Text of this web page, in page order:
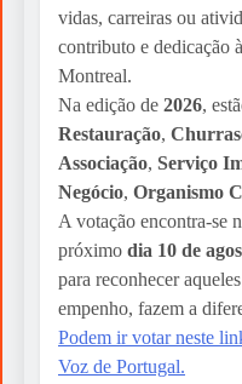
vidas, carreiras ou
contributo e dedicação
Montreal.
Na edição de 2026,
Restauração,
Associação, Serviço
Negócio, Organismo
A votação encontra-se
próximo dia 10 de
para reconhecer
empenho, fazem a
Podem ir votar neste
Voz de Portugal.